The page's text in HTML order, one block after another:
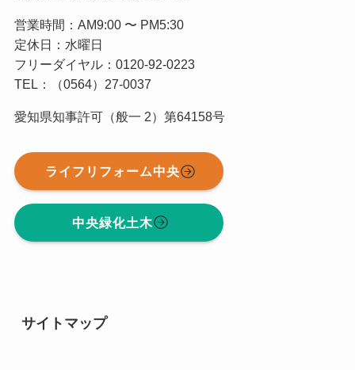
営業時間：AM9:00 〜 PM5:30
定休日：水曜日
フリーダイヤル：0120-92-0223
TEL：（0564）27-0037
愛知県知事許可（般一 2）第64158号
ライフリフォーム中央
中央緑化土木
サイトマップ